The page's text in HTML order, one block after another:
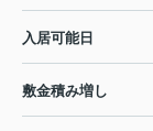
入居可能日
敷金積み増し